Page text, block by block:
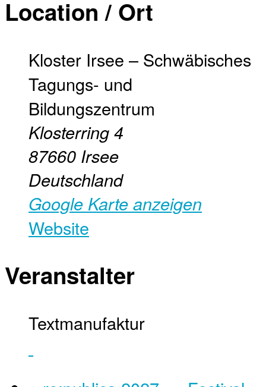
Location / Ort
Kloster Irsee – Schwäbisches
Tagungs- und
Bildungszentrum
Klosterring 4
87660 Irsee
Deutschland
Google Karte anzeigen
Website
Veranstalter
Textmanufaktur